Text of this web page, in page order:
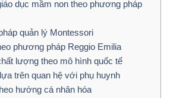
dục mầm non theo phương pháp
quản lý Montessori
phương pháp Reggio Emilia
lượng theo mô hình quốc tế
trên quan hệ với phụ huynh
hướng cá nhân hóa